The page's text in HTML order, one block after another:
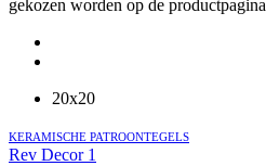
gekozen worden op de productpagina
20x20
KERAMISCHE PATROONTEGELS
Rev Decor 1